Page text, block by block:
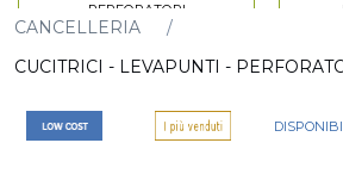
PERFORATORI
CANCELLERIA
CUCITRICI - LEVAPUNTI -